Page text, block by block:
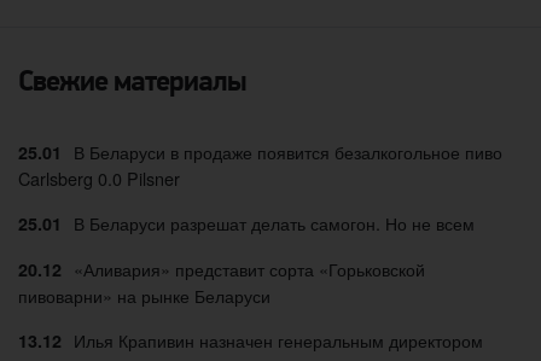
Свежие материалы
25.01
В Беларуси в продаже появится безалкогольное пиво
Carlsberg 0.0 Pilsner
25.01 В Беларуси разрешат делать самогон. Но не всем
20.12
«Аливария» представит сорта «Горьковской
пивоварни» на рынке Беларуси
13.12 Илья Крапивин назначен генеральным директором